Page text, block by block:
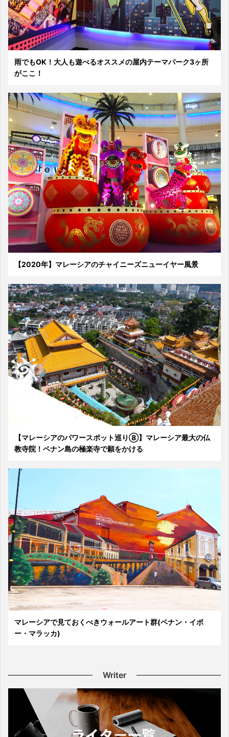
雨でもOK！大人も遊べるオススメの屋内テーマパーク3ヶ所
がここ！
【2020年】マレーシアのチャイニーズニューイヤー風景
【マレーシアのパワースポット巡り⑧】マレーシア最大の仏
教寺院！ペナン島の極楽寺で願をかける
マレーシアで見ておくべきウォールアート群(ペナン・イポ
ー・マラッカ)
Writer